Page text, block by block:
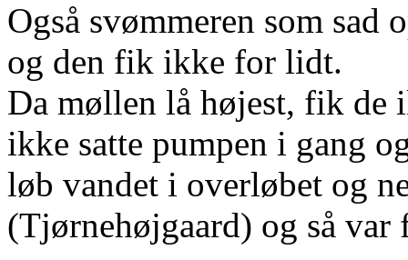
Også svømmeren som sad
og den fik ikke for lidt.
Da møllen lå højest, fik de
ikke satte pumpen i gang
løb vandet i overløbet og
(Tjørnehøjgaard) og så var